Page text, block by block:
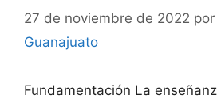
27 de noviembre de 2022 por
Guanajuato
Fundamentación La